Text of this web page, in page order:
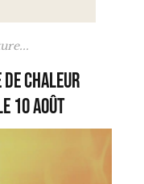
de chaleur
10 août